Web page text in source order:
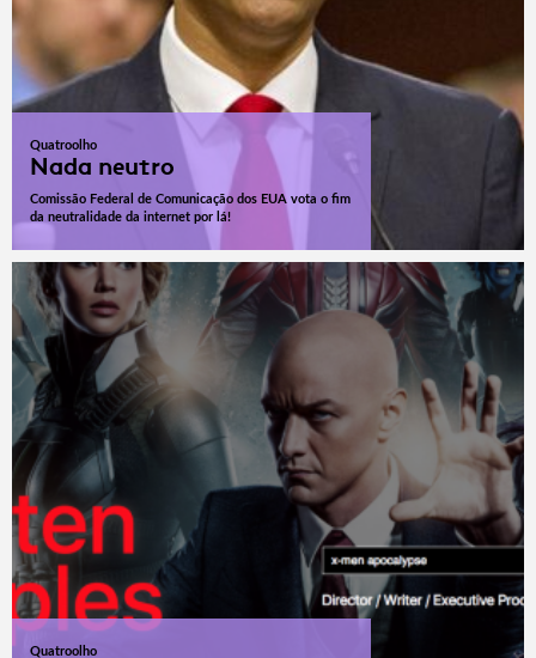
Quatroolho
Nada neutro
Comissão Federal de Comunicação dos EUA vota o fim
da neutralidade da internet por lá!
Quatroolho